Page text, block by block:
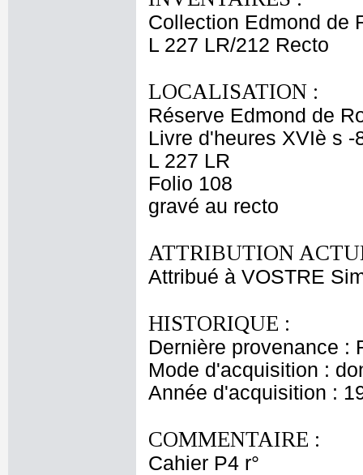
Collection Edmond de
L 227 LR/212 Recto
LOCALISATION :
Réserve Edmond de
Livre d'heures XVIè s -
L 227 LR
Folio 108
gravé au recto
ATTRIBUTION
Attribué à VOSTRE
HISTORIQUE :
Dernière provenance :
Mode d'acquisition :
Année d'acquisition :
COMMENTAIRE :
Cahier P4 r°